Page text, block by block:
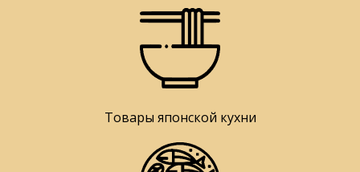
Товары японской кухни